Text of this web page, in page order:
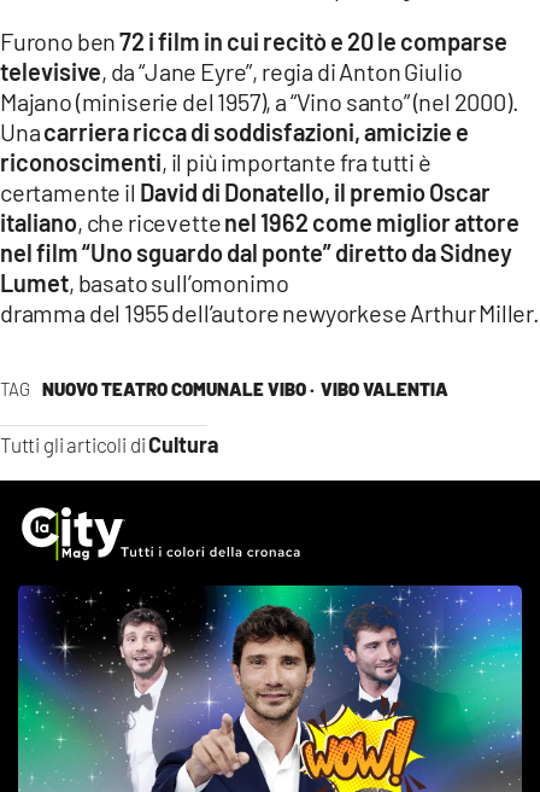
TAG NUOVO TEATRO COMUNALE VIBO · VIBO VALENTIA
Tutti gli articoli diCultura
Furono ben72 i film in cui recitò e 20 le comparse
televisive, da “Jane Eyre”, regia di Anton Giulio
Majano (miniserie del 1957), a “Vino santo” (nel 2000).
Unacarriera ricca di soddisfazioni, amicizie e
riconoscimenti, il più importante fra tutti è
certamente il David di Donatello, il premio Oscar
italiano, che ricevettenel 1962 come miglior attore
nel film “Uno sguardo dal ponte” diretto da Sidney
Lumet, basato sull’omonimo
dramma del 1955 dell’autore newyorkese Arthur Miller.